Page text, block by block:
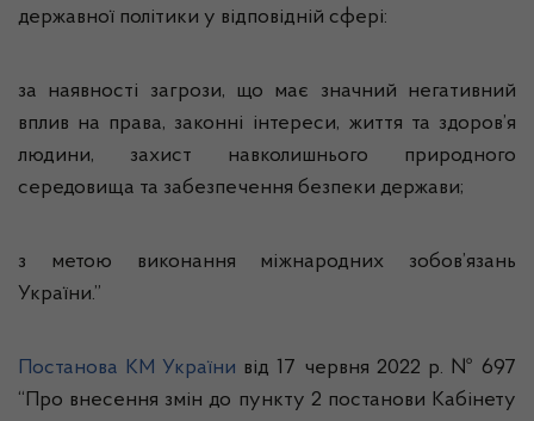
державної політики у відповідній сфері:
за наявності загрози, що має значний негативний
вплив на права, законні інтереси, життя та здоров’я
людини, захист навколишнього природного
середовища та забезпечення безпеки держави;
з метою виконання міжнародних зобов’язань
України.”
Постанова КМ України від 17 червня 2022 р. № 697
“Про внесення змін до пункту 2 постанови Кабінету